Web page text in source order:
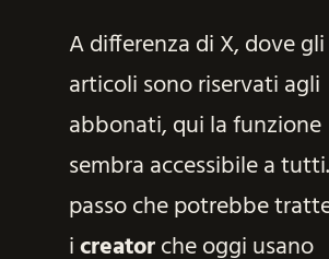
A differenza di X, dove gli
articoli sono riservati agli
abbonati, qui la funzione
sembra accessibile a
passo che potrebbe
icreatorche oggi usano